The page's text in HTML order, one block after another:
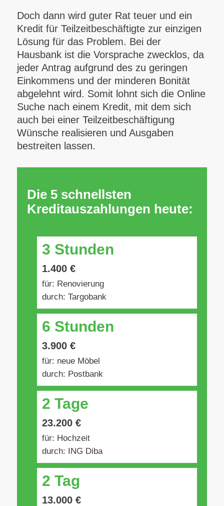
Doch dann wird guter Rat teuer und ein
Kredit für Teilzeitbeschäftigte zur einzigen
Lösung für das Problem. Bei der
Hausbank ist die Vorsprache zwecklos, da
jeder Antrag aufgrund des zu geringen
Einkommens und der minderen Bonität
abgelehnt wird. Somit lohnt sich die Online
Suche nach einem Kredit, mit dem sich
auch bei einer Teilzeitbeschäftigung
Wünsche realisieren und Ausgaben
bestreiten lassen.
Die 5 schnellsten
Kreditauszahlungen heute:
3 Stunden
1.400 €
für: Renovierung
durch: Targobank
6 Stunden
3.900 €
für: neue Möbel
durch: Postbank
2 Tage
23.200 €
für: Hochzeit
durch: ING Diba
2 Tag
13.000 €